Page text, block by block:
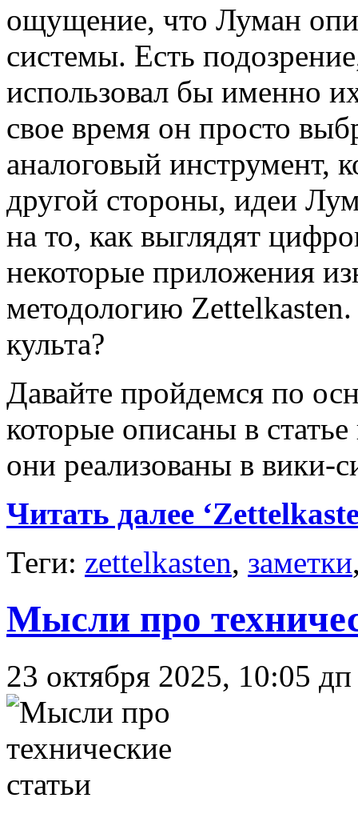
ощущение, что Луман
системы. Есть
использовал бы именно
свое время он просто
аналоговый инструмент,
другой стороны, идеи
на то, как выглядят
некоторые приложения
методологию
культа?
Давайте пройдемся по
которые описаны в
они реализованы в вики-
Читать далее
Теги: zettelkasten, заметки
Мысли про
23 октября 2025, 10:05 дп